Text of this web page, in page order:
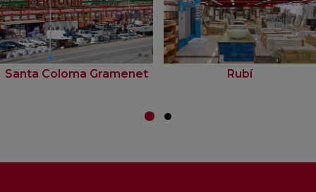
Santa Coloma Gramenet Rubí